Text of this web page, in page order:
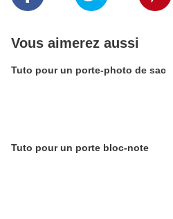
Vous aimerez aussi
Tuto pour un porte-photo de sac
Tuto pour un porte bloc-note